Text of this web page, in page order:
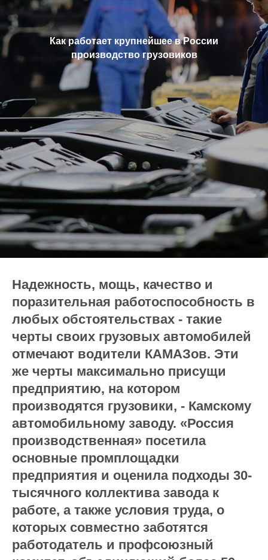
Как работает крупнейшее в России
производство грузовиков
Надежность, мощь, качество и
поразительная работоспособность в
любых обстоятельствах - такие
черты своих грузовых автомобилей
отмечают водители КАМАЗов. Эти
же черты максимально присущи
предприятию, на котором
производятся грузовики, - Камскому
автомобильному заводу. «Россия
производственная» посетила
основные промплощадки
предприятия и оценила подходы 30-
тысячного коллектива завода к
работе, а также условия труда, о
которых совместно заботятся
работодатель и профсоюзный